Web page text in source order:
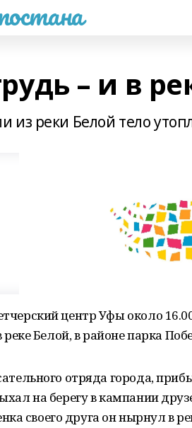
– и в
из реки Белой тело
центр Уфы около
Белой, в районе парка
отряда города,
на берегу в кампании
своего друга он нырнул в